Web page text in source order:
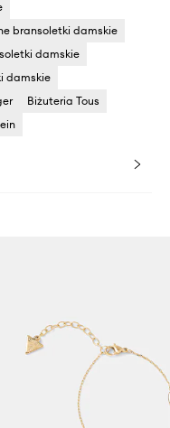
bransoletki damskie
damskie
damskie
Biżuteria Tous